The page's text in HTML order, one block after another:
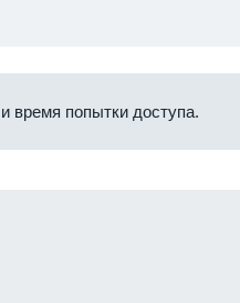
время попытки доступа.